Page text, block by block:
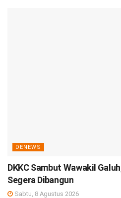
DENEWS
DKKC Sambut Wawakil
Segera Dibangun
Sabtu, 8 Agustus 2026